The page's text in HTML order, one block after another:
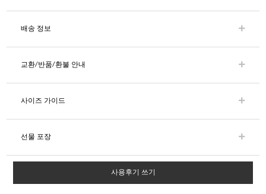
배송 정보
교환/반품/환불 안내
사이즈 가이드
선물 포장
사용후기 쓰기